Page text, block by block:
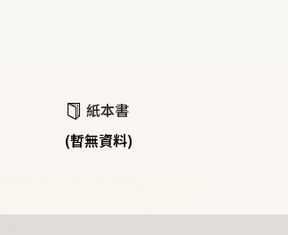
紙本書
(暫無資料)